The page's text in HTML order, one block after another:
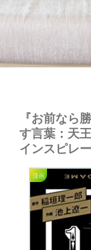
『お前なら
す言葉：天
インスピレ
漫画